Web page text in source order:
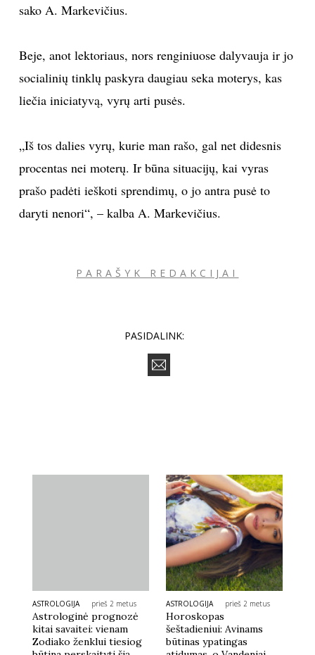
sako A. Markevičius.
Beje, anot lektoriaus, nors renginiuose dalyvauja ir jo
socialinių tinklų paskyra daugiau seka moterys, kas
liečia iniciatyvą, vyrų arti pusės.
„Iš tos dalies vyrų, kurie man rašo, gal net didesnis
procentas nei moterų. Ir būna situacijų, kai vyras
prašo padėti ieškoti sprendimų, o jo antra pusė to
daryti nenori“, – kalba A. Markevičius.
PARAŠYK REDAKCIJAI
PASIDALINK:
ASTROLOGIJA prieš 2 metus
Astrologinė prognozė
kitai savaitei: vienam
Zodiako ženklui tiesiog
ASTROLOGIJA prieš 2 metus
Horoskopas
šeštadieniui: Avinams
būtinas ypatingas